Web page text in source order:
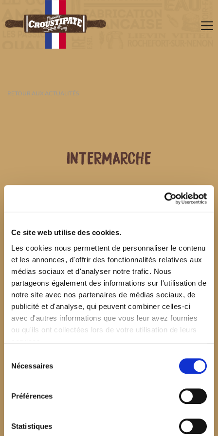
Ce site web utilise des cookies.
Les cookies nous permettent de personnaliser le contenu
et les annonces, d'offrir des fonctionnalités relatives aux
médias sociaux et d'analyser notre trafic. Nous
partageons également des informations sur l'utilisation de
notre site avec nos partenaires de médias sociaux, de
publicité et d'analyse, qui peuvent combiner celles-ci
avec d'autres informations que vous leur avez fournies
ou qu'ils ont collectées lors de votre utilisation de leurs
Nécessaires
Préférences
Statistiques
RETOUR AUX ACTUALITÉS
INTERMARCHE